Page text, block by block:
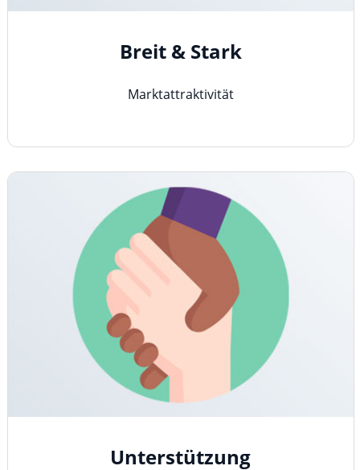
Breit & Stark
Marktattraktivität
Unterstützung